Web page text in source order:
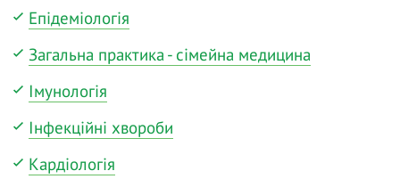
Епідеміологія
Загальна практика - сімейна медицина
Імунологія
Інфекційні хвороби
Кардіологія